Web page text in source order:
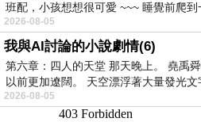
班配，小孩想想很可愛 ~~~ 睡覺前爬
2026-08-05
我與AI討論的小說劇情(6)
第六章：四人的天堂 那天晚上。 堯禹
以前更加遼闊。 天空漂浮著大量發光
2026-08-05